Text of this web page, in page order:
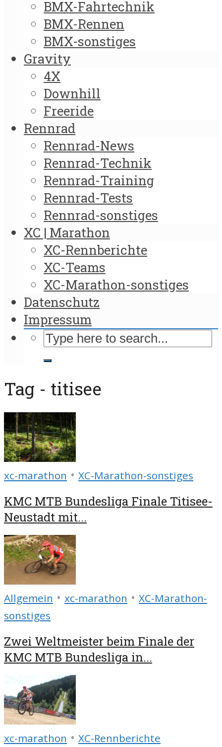
BMX-Fahrtechnik
BMX-Rennen
BMX-sonstiges
Gravity
4X
Downhill
Freeride
Rennrad
Rennrad-News
Rennrad-Technik
Rennrad-Training
Rennrad-Tests
Rennrad-sonstiges
XC | Marathon
XC-Rennberichte
XC-Teams
XC-Marathon-sonstiges
Datenschutz
Impressum
Tag - titisee
xc-marathon • XC-Marathon-sonstiges
KMC MTB Bundesliga Finale Titisee-
Neustadt mit...
Allgemein • xc-marathon • XC-Marathon-
sonstiges
Zwei Weltmeister beim Finale der
KMC MTB Bundesliga in...
xc-marathon • XC-Rennberichte